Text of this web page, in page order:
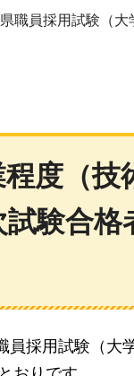
職員採用試験（
度（技
験合格
員採用試験（大